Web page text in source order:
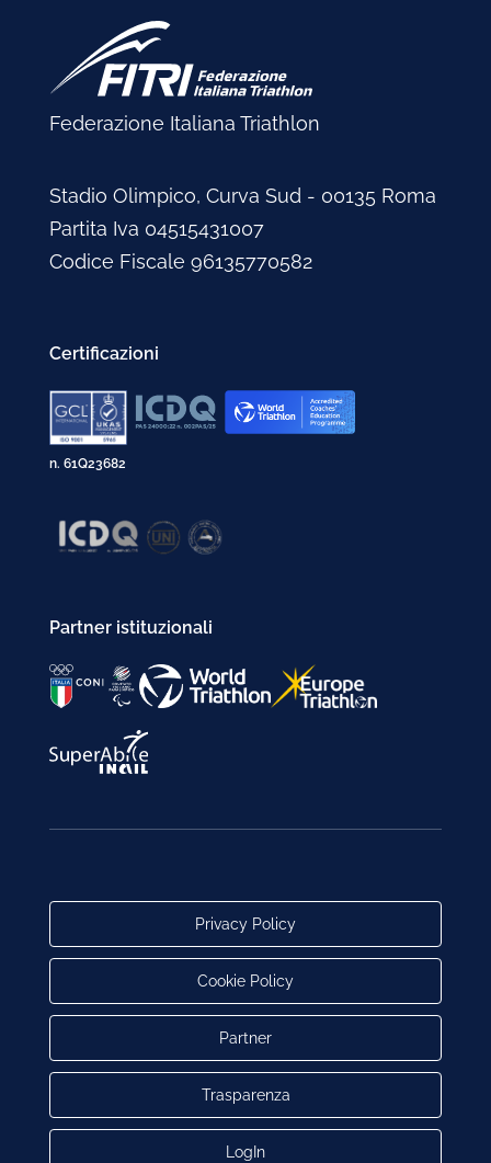
Federazione Italiana Triathlon
Stadio Olimpico, Curva Sud - 00135 Roma
Partita Iva 04515431007
Codice Fiscale 96135770582
Certificazioni
n. 61Q23682
Partner istituzionali
Privacy Policy
Cookie Policy
Partner
Trasparenza
LogIn